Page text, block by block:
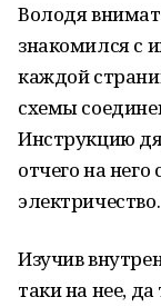
Володя
знакомился с
каждой
схемы
Инструкцию
отчего на
электричество.
Изучив
таки на нее, да